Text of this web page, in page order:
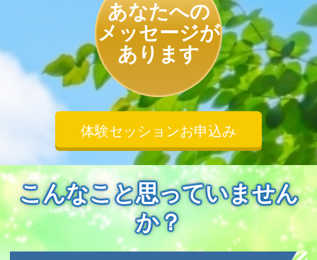
あなたへの
メッセージが
あります
体験セッションお申込み
こんなこと思っていません
か？